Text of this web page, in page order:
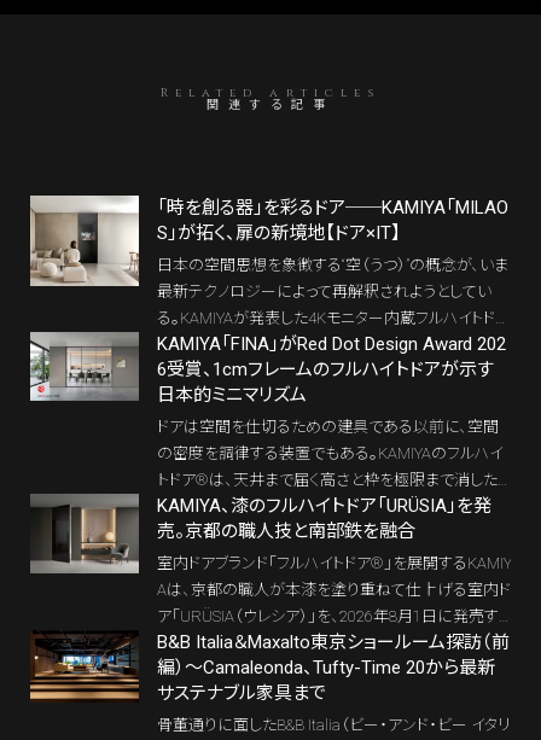
Related articles
関連する記事
「時を創る器」を彩るドア──KAMIYA「MILAO
S」が拓く、扉の新境地【ドア×IT】
日本の空間思想を象徴する“空（うつ）”の概念が、いま
最新テクノロジーによって再解釈されようとしてい
る。KAMIYAが発表した4Kモニター内蔵フルハイトドア
「MILAOS」は、扉を単なる仕切りではなく“演出の
器”として機能させる新しい空間装置だ。「そもそも空
間とは何か？」という根源的な問いと現代インテリア
が交差する、この革新的なドアの本質を探る。
KAMIYA「FINA」がRed Dot Design Award 202
6受賞、1cmフレームのフルハイトドアが示す
日本的ミニマリズム
ドアは空間を仕切るための建具である以前に、空間
の密度を調律する装置でもある。KAMIYAのフルハイ
トドア®は、天井まで届く高さと枠を極限まで消した
納まりによって、住宅の視界と印象を静かに書き換え
てきた。その系譜に連なる極細アルミフレームドア「FI
NA（フィーナ）」が、「Red Dot Design Award 2026」を
受賞した。
KAMIYA、漆のフルハイトドア「URÜSIA」を発
売。京都の職人技と南部鉄を融合
室内ドアブランド「フルハイトドア®」を展開するKAMIY
Aは、京都の職人が本漆を塗り重ねて仕上げる室内ド
ア「URÜSIA（ウレシア）」を、2026年8月1日に発売す
る。価格は221万円から（税別）。
B&B Italia＆Maxalto東京ショールーム探訪（前
編）～Camaleonda、Tufty-Time 20から最新
サステナブル家具まで
骨董通りに面したB&B Italia（ビー・アンド・ビー イタリ